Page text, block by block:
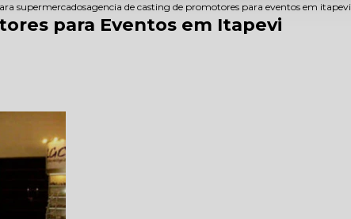
supermercadosagencia de casting de promotores para eventos em itapevi
para Eventos em Itapevi